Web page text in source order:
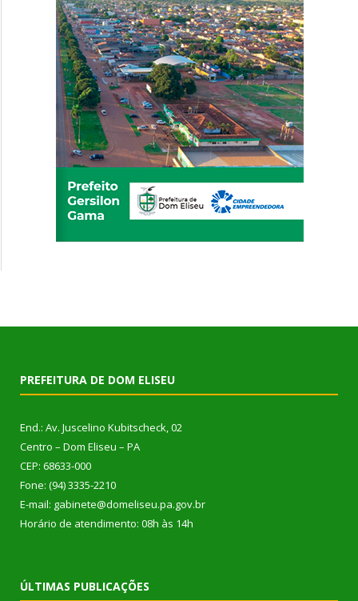
PREFEITURA DE DOM ELISEU
End.: Av. Juscelino Kubitscheck, 02
Centro – Dom Eliseu – PA
CEP: 68633-000
Fone: (94) 3335-2210
E-mail: gabinete@domeliseu.pa.gov.br
Horário de atendimento: 08h às 14h
ÚLTIMAS PUBLICAÇÕES